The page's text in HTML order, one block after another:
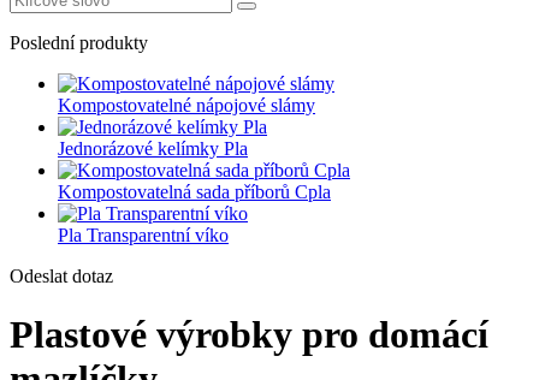
Poslední produkty
Kompostovatelné nápojové slámy
Jednorázové kelímky Pla
Kompostovatelná sada příborů Cpla
Pla Transparentní víko
Odeslat dotaz
Plastové výrobky pro domácí